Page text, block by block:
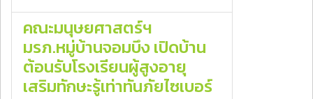
คณะมนุษยศาสตร์ฯ
มรภ.หมู่บ้านจอมบึง เปิดบ้าน
ต้อนรับโรงเรียนผู้สูงอายุ
เสริมทักษะรู้เท่าทันภัยไซเบอร์